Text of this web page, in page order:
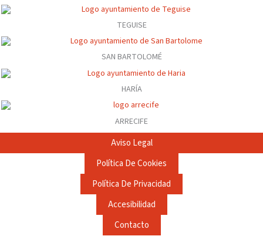
TEGUISE
SAN BARTOLOMÉ
HARÍA
ARRECIFE
Aviso Legal
Política De Cookies
Política De Privacidad
Accesibilidad
Contacto